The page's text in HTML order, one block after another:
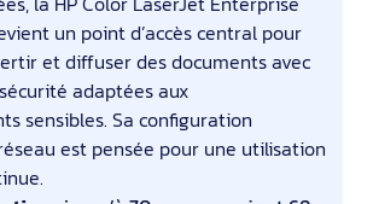
un point d’accès central pour
et diffuser des documents avec
adaptées aux
sensibles. Sa configuration
est pensée pour une utilisation